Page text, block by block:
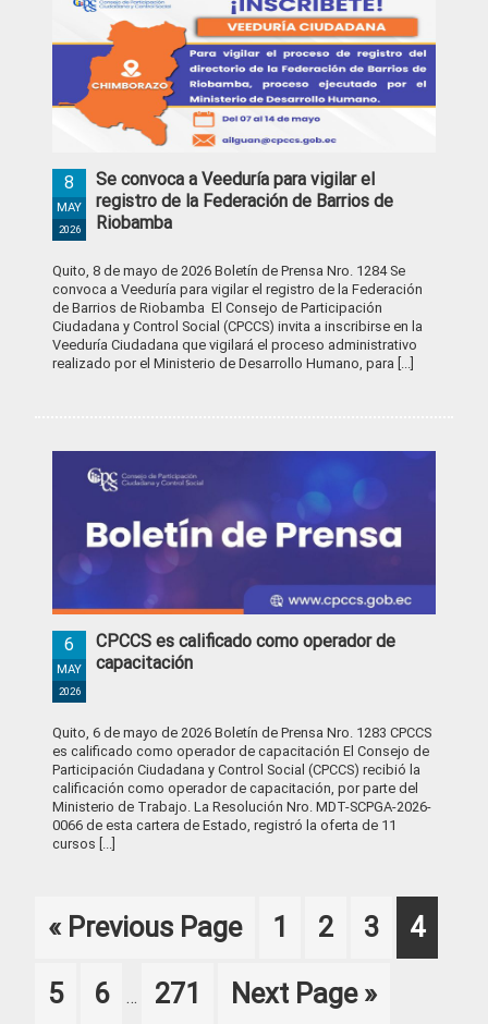
Se convoca a Veeduría para vigilar el
registro de la Federación de Barrios de
Riobamba
8
MAY
2026
Quito, 8 de mayo de 2026 Boletín de Prensa Nro. 1284 Se
convoca a Veeduría para vigilar el registro de la Federación
de Barrios de Riobamba El Consejo de Participación
Ciudadana y Control Social (CPCCS) invita a inscribirse en la
Veeduría Ciudadana que vigilará el proceso administrativo
realizado por el Ministerio de Desarrollo Humano, para [...]
CPCCS es calificado como operador de
capacitación
6
MAY
2026
Quito, 6 de mayo de 2026 Boletín de Prensa Nro. 1283 CPCCS
es calificado como operador de capacitación El Consejo de
Participación Ciudadana y Control Social (CPCCS) recibió la
calificación como operador de capacitación, por parte del
Ministerio de Trabajo. La Resolución Nro. MDT-SCPGA-2026-
0066 de esta cartera de Estado, registró la oferta de 11
cursos [...]
« Go
Previous Page Page
1 Page
2 Page
3 Page
4
Page
5 Page
6
pages
… Page
271
Go
Next Page »